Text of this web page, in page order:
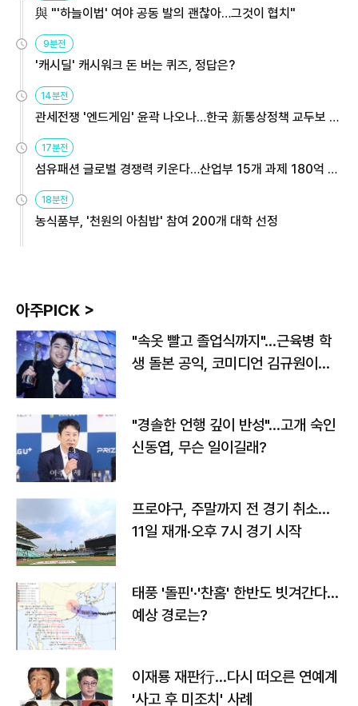
與 "'하늘이법' 여야 공동 발의 괜찮아…그것이 협치"
9분전
'캐시딜' 캐시워크 돈 버는 퀴즈, 정답은?
14분전
관세전쟁 '엔드게임' 윤곽 나오나…한국 新통상정책 교두보 활
용해야
17분전
섬유패션 글로벌 경쟁력 키운다…산업부 15개 과제 180억 지
원
18분전
농식품부, '천원의 아침밥' 참여 200개 대학 선정
아주PICK >
"속옷 빨고 졸업식까지"…근육병 학
생 돌본 공익, 코미디언 김규원이었
"경솔한 언행 깊이 반성"…고개 숙인
신동엽, 무슨 일이길래?
프로야구, 주말까지 전 경기 취소…
11일 재개·오후 7시 경기 시작
태풍 '돌핀'·'찬홈' 한반도 빗겨간다…
예상 경로는?
이재룡 재판行…다시 떠오른 연예계
'사고 후 미조치' 사례